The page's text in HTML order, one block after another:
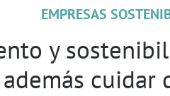
EMPRESAS
y
cuidar